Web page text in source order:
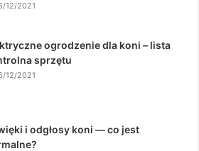
12/2021
ogrodzenie dla koni – lista
sprzętu
12/2021
i odgłosy koni — co jest